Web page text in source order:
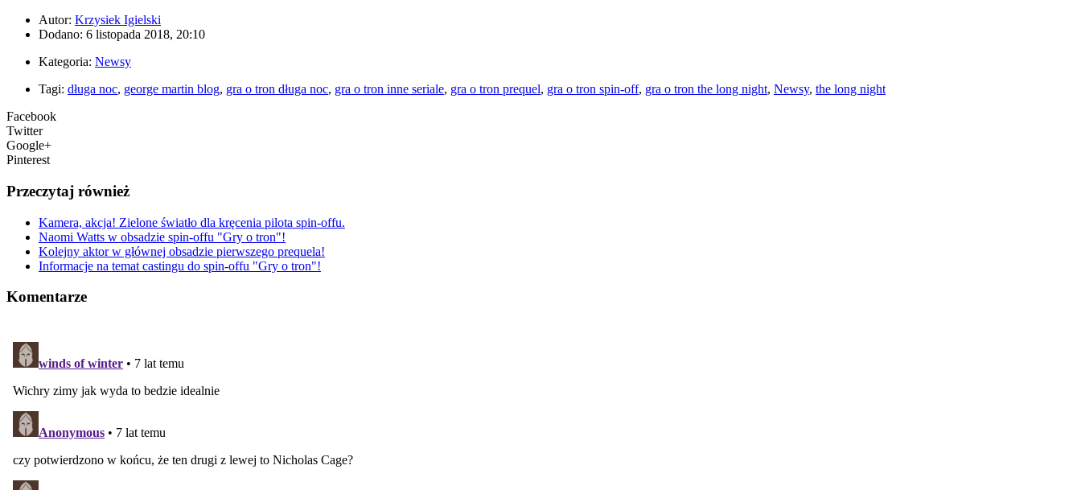
Autor: Krzysiek Igielski
Dodano: 6 listopada 2018, 20:10
Kategoria: Newsy
Tagi: długa noc, george martin blog, gra o tron długa noc, gra o tron inne seriale, gra o tron prequel, gra o tron spin-off, gra o tron the long night, Newsy, the long night
Facebook
Twitter
Google+
Pinterest
Przeczytaj również
Kamera, akcja! Zielone światło dla kręcenia pilota spin-offu.
Naomi Watts w obsadzie spin-offu "Gry o tron"!
Kolejny aktor w głównej obsadzie pierwszego prequela!
Informacje na temat castingu do spin-offu "Gry o tron"!
Komentarze